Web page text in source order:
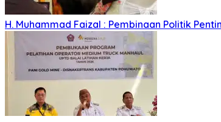
H. Muhammad Faizal : Pembinaan Politik